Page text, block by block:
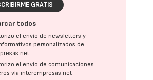
GRATIS
todos
el envío de newsletters y
personalizados de
el envío de comunicaciones
vía interempresas.net